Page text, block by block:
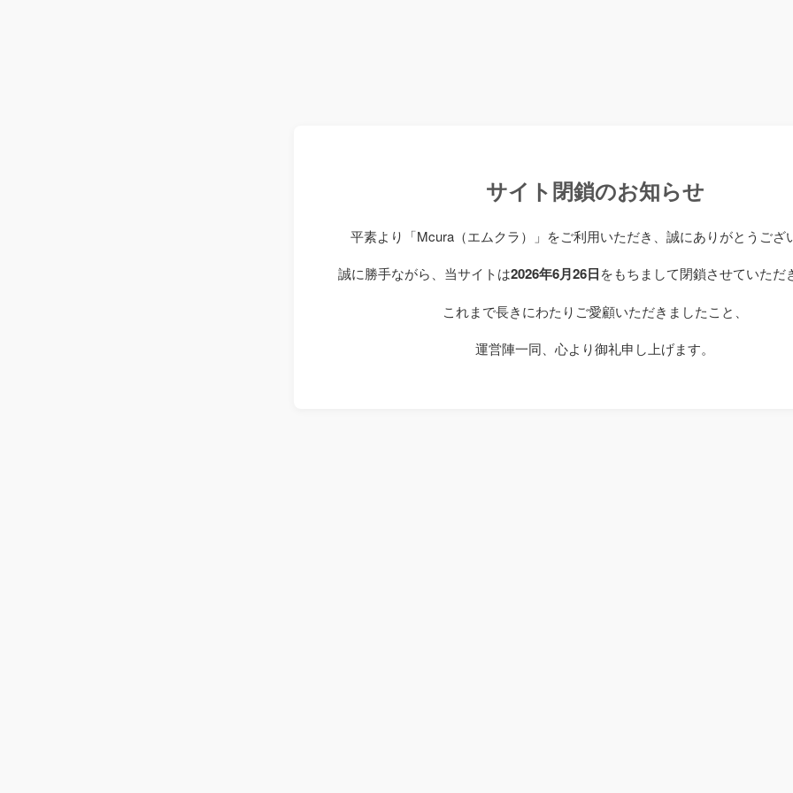
サイト閉鎖のお知らせ
平素より「Mcura（エムクラ）」をご利用いただき、誠にありがとうござ
誠に勝手ながら、当サイトは2026年6月26日をもちまして閉鎖させていただ
これまで長きにわたりご愛顧いただきましたこと、
運営陣一同、心より御礼申し上げます。